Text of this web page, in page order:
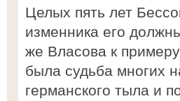
Целых пять лет
изменника его
же Власова к
была судьба многих
германского тыла и